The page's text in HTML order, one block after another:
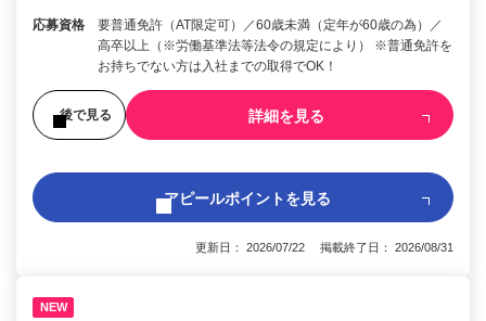
応募資格
要普通免許（AT限定可）／60歳未満（定年が60歳の為）／
高卒以上（※労働基準法等法令の規定により） ※普通免許を
お持ちでない方は入社までの取得でOK！
後で見る 詳細を見る
アピールポイントを見る
更新日： 2026/07/22 掲載終了日： 2026/08/31
NEW